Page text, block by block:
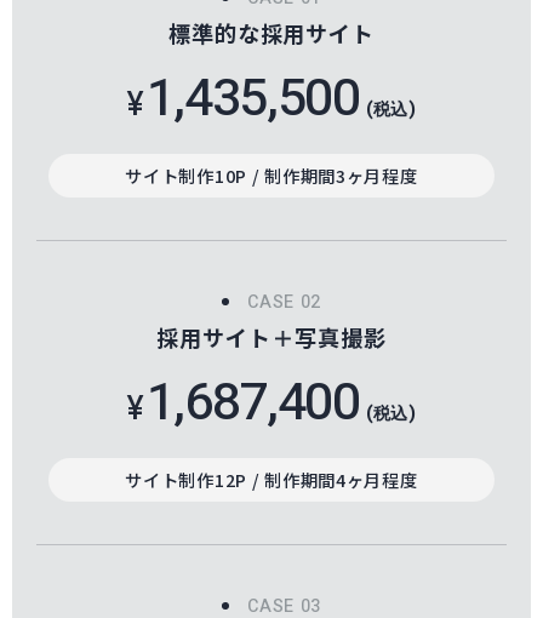
標準的な採用サイト
¥1,435,500 (税込)
サイト制作10P / 制作期間3ヶ月程度
採用サイト＋写真撮影
¥1,687,400 (税込)
サイト制作12P / 制作期間4ヶ月程度